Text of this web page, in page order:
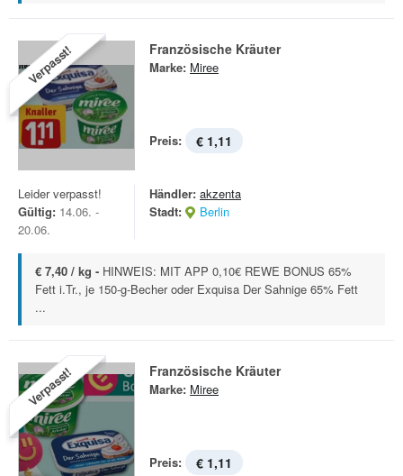
Verpasst! Französische Kräuter
Marke: Miree
Preis: € 1,11
Leider verpasst!
Gültig: 14.06. -
20.06.
Händler: akzenta
Stadt:
Berlin
€ 7,40 / kg - HINWEIS: MIT APP 0,10€ REWE BONUS 65%
Fett i.Tr., je 150-g-Becher oder Exquisa Der Sahnige 65% Fett
...
Verpasst! Französische Kräuter
Marke: Miree
Preis: € 1,11